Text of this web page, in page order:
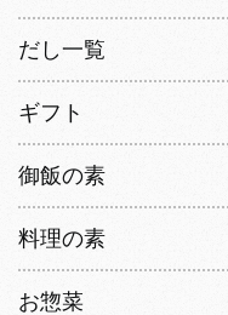
だし一覧
ギフト
御飯の素
料理の素
お惣菜